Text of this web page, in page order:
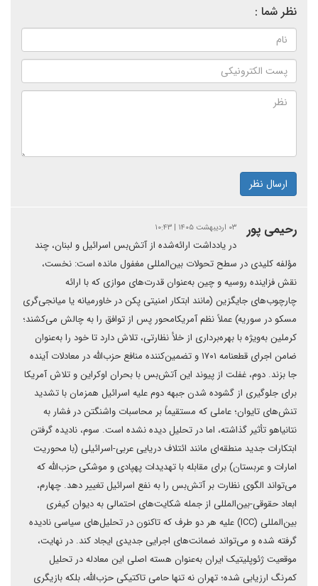
نظر شما :
ارسال نظر
رحیمی پور ۰۳ اردیبهشت ۱۴۰۵ | ۱۰:۴۳
در یادداشت ارائه‌شده از آتش‌بس اسرائیل و لبنان، چند
مؤلفه کلیدی در سطح تحولات بین‌المللی مغفول مانده است: نخست،
نقش فزاینده روسیه و چین به‌عنوان قدرت‌های موازی که با ارائه
چارچوب‌های جایگزین (مانند ابتکار امنیتی پکن در خاورمیانه یا میانجی‌گری
مسکو در سوریه) عملاً نظم آمریکامحور پس از توافق را به چالش می‌کشند؛
کرملین به‌ویژه با بهره‌برداری از خلأ نظارتی، تلاش دارد تا خود را به‌عنوان
ضامن اجرای قطعنامه ۱۷۰۱ و تضمین‌کننده منافع حزب‌الله در معادلات آینده
جا بزند. دوم، غفلت از پیوند این آتش‌بس با بحران اوکراین و تلاش آمریکا
برای جلوگیری از گشوده شدن جبهه دوم علیه اسرائیل همزمان با تشدید
تنش‌های تایوان؛ عاملی که مستقیماً بر محاسبات واشنگتن در فشار به
نتانیاهو تأثیر گذاشته، اما در تحلیل دیده نشده است. سوم، نادیده گرفتن
ابتکارات جدید منطقه‌ای مانند ائتلاف دریایی عربی-اسرائیلی (با محوریت
امارات و عربستان) برای مقابله با تهدیدات پهپادی و موشکی حزب‌الله که
می‌تواند الگوی نظارت بر آتش‌بس را به نفع اسرائیل تغییر دهد. چهارم،
ابعاد حقوقی-بین‌المللی از جمله شکایت‌های احتمالی به دیوان کیفری
بین‌المللی (ICC) علیه هر دو طرف که تاکنون در تحلیل‌های سیاسی نادیده
گرفته شده و می‌تواند ضمانت‌های اجرایی جدیدی ایجاد کند. در نهایت،
موقعیت ژئوپلیتیک ایران به‌عنوان هسته اصلی این معادله در تحلیل
کمرنگ ارزیابی شده؛ تهران نه تنها حامی تاکتیکی حزب‌الله، بلکه بازیگری